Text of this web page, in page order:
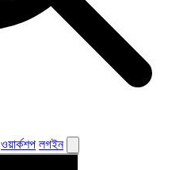
ওয়ার্কশপ লগইন